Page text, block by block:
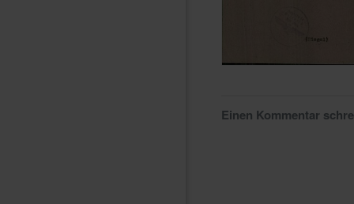
Einen Kommentar